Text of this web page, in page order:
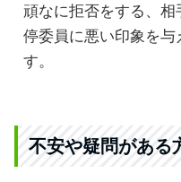
頑なに拒否をする、
停委員に悪い印象を与
す。
不安や疑問がある